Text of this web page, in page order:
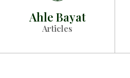
Ahle Bayat
Articles